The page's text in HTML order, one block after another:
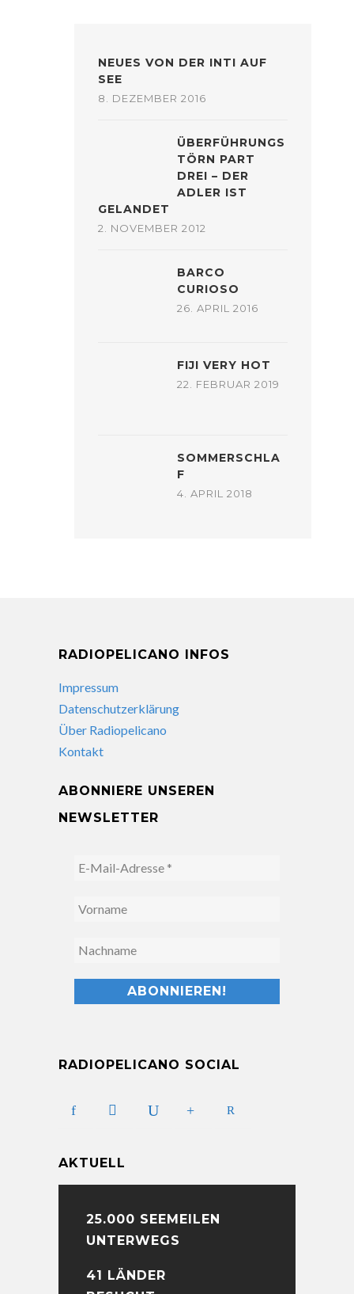
NEUES VON DER INTI AUF
SEE
8. DEZEMBER 2016
ÜBERFÜHRUNGS
TÖRN PART
DREI – DER
ADLER IST
GELANDET
2. NOVEMBER 2012
BARCO
CURIOSO
26. APRIL 2016
FIJI VERY HOT
22. FEBRUAR 2019
SOMMERSCHLA
F
4. APRIL 2018
RADIOPELICANO INFOS
Impressum
Datenschutzerklärung
Über Radiopelicano
Kontakt
ABONNIERE UNSEREN
NEWSLETTER
RADIOPELICANO SOCIAL
AKTUELL
25.000 SEEMEILEN
UNTERWEGS
41 LÄNDER